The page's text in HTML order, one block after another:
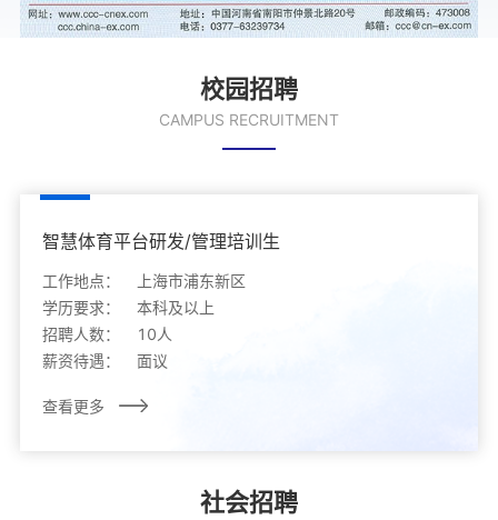
校园招聘
CAMPUS RECRUITMENT
智慧体育平台研发/管理培训生
工作地点：
上海市浦东新区
学历要求：
本科及以上
招聘人数：
10人
薪资待遇：
面议
查看更多
社会招聘